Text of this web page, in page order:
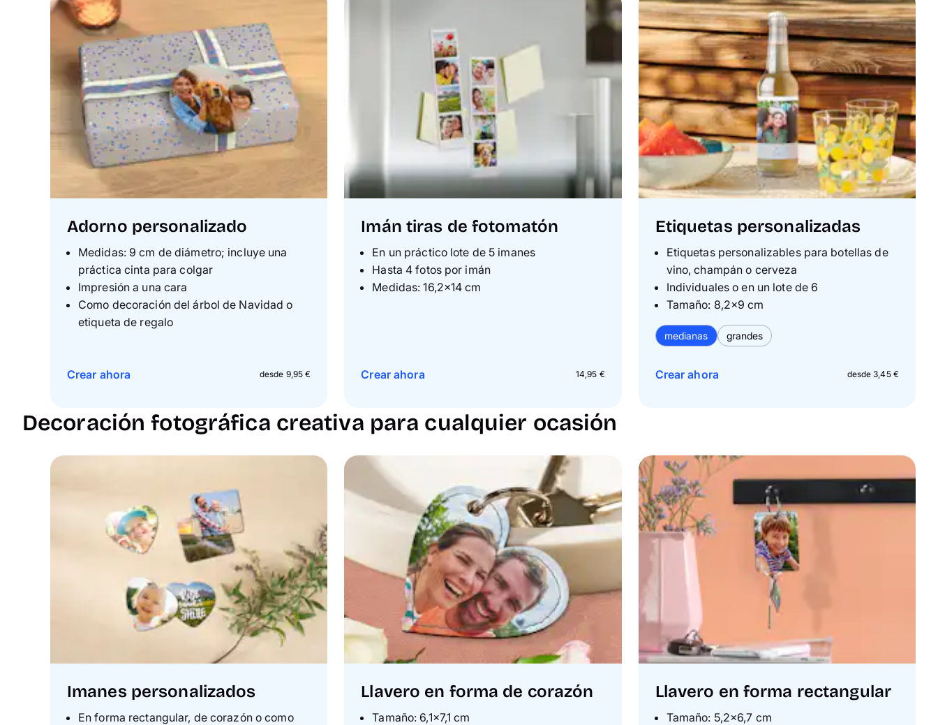
Adorno personalizado
Medidas: 9 cm de diámetro; incluye una
práctica cinta para colgar
Impresión a una cara
Como decoración del árbol de Navidad o
etiqueta de regalo
desde 9,95 €
Crear ahora
Imán tiras de fotomatón
En un práctico lote de 5 imanes
Hasta 4 fotos por imán
Medidas: 16,2×14 cm
14,95 €
Crear ahora
Etiquetas personalizadas
Etiquetas personalizables para botellas de
vino, champán o cerveza
Individuales o en un lote de 6
Tamaño: 8,2×9 cm
medianas grandes
desde 3,45 €
Crear ahora
Decoración fotográfica creativa para cualquier ocasión
Imanes personalizados
En forma rectangular, de corazón o como
Llavero en forma de corazón
Tamaño: 6,1×7,1 cm
Llavero en forma rectangular
Tamaño: 5,2×6,7 cm